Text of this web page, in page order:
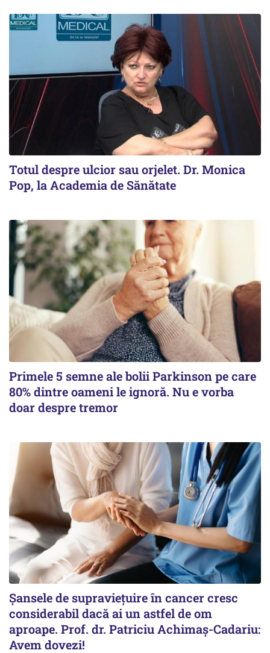
Totul despre ulcior sau orjelet. Dr. Monica
Pop, la Academia de Sănătate
Primele 5 semne ale bolii Parkinson pe care
80% dintre oameni le ignoră. Nu e vorba
doar despre tremor
Șansele de supraviețuire în cancer cresc
considerabil dacă ai un astfel de om
aproape. Prof. dr. Patriciu Achimaș-Cadariu:
Avem dovezi!